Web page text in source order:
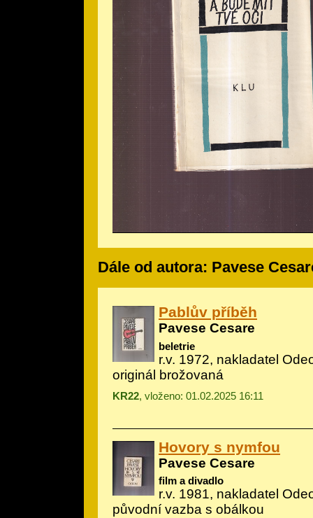
Dále od autora: Pavese
Pablův příběh
Pavese Cesare
beletrie
r.v. 1972, nakladatel
originál brožovaná
KR22, vloženo: 01.02.2025 16:11
Hovory s nymfou
Pavese Cesare
film a divadlo
r.v. 1981, nakladatel
původní vazba s obálkou